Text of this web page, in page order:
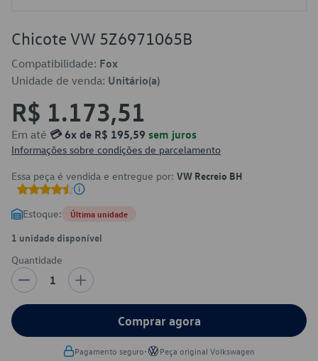
Chicote VW 5Z6971065B
Compatibilidade: Fox
Unidade de venda: Unitário(a)
R$ 1.173,51
Em até 💳 6x de R$ 195,59 sem juros
Informações sobre condições de parcelamento
Essa peça é vendida e entregue por: VW Recreio BH
Estoque: Última unidade
1 unidade disponível
Quantidade
1
Comprar agora
Pagamento seguro• Peça original Volkswagen